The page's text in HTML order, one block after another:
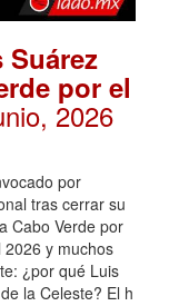
por el
2026
por
tras cerrar su
Cabo Verde por
y muchos
¿por qué Luis
la Celeste? El h